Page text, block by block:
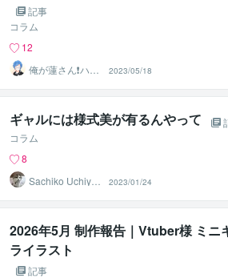
記事
コラム
12
俺が蓮さん❗️ハス
じゃありません
w
2023/05/18
ギャルには様式美が有るんやって
コラム
8
Sachiko Uchiya
2023/01/24
2026年5月 制作報告｜Vtuber様 ミニ
ライラスト
記事